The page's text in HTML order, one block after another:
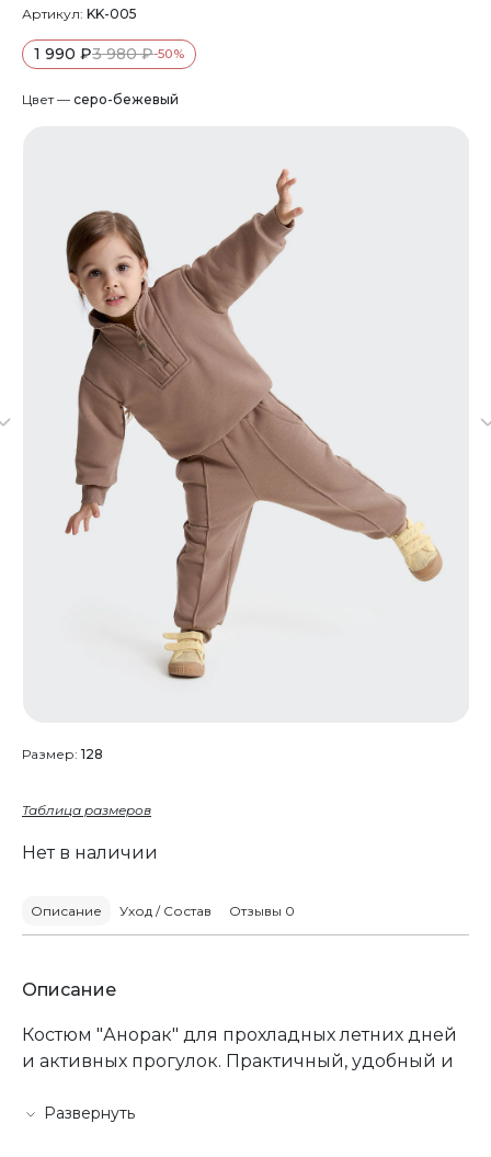
Артикул: KK-005
1 990 ₽3 980 ₽-50%
Цвет — серо-бежевый
Размер: 128
Таблица размеров
Нет в наличии
Описание Уход / Состав Отзывы 0
Описание
Костюм "Анорак" для прохладных летних дней
и активных прогулок. Практичный, удобный и
Развернуть